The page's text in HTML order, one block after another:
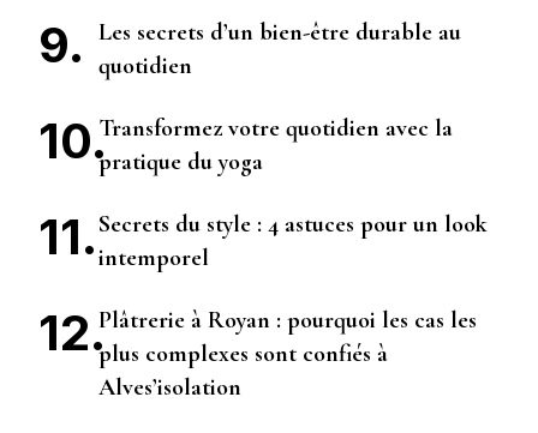
Les secrets d’un bien-être durable au
quotidien
Transformez votre quotidien avec la
pratique du yoga
Secrets du style : 4 astuces pour un look
intemporel
Plâtrerie à Royan : pourquoi les cas les
plus complexes sont confiés à
Alves’isolation